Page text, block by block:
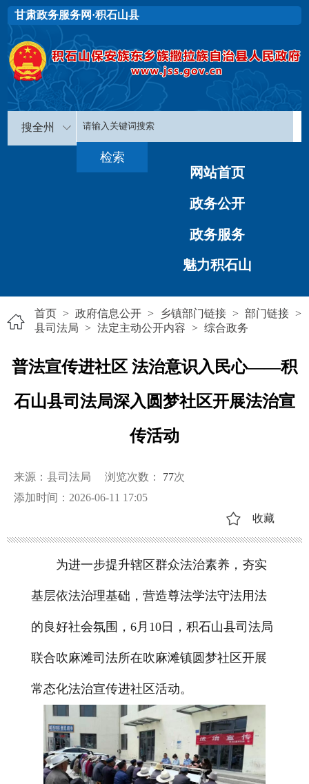
甘肃政务服务网·积石山县
搜全州
网站首页
政务公开
政务服务
魅力积石山
首页 > 政府信息公开 > 乡镇部门链接 > 部门链接 >
县司法局 > 法定主动公开内容 > 综合政务
普法宣传进社区 法治意识入民心——积
石山县司法局深入圆梦社区开展法治宣
传活动
来源：县司法局 浏览次数： 77次
添加时间：2026-06-11 17:05
收藏
为进一步提升辖区群众法治素养，夯实
基层依法治理基础，营造尊法学法守法用法
的良好社会氛围，6月10日，积石山县司法局
联合吹麻滩司法所在吹麻滩镇圆梦社区开展
常态化法治宣传进社区活动。